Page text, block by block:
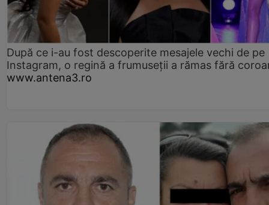
După ce i-au fost descoperite mesajele vechi de pe
Instagram, o regină a frumuseții a rămas fără
www.antena3.ro